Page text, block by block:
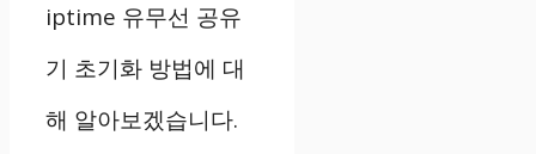
iptime 유무선 공유
기 초기화 방법에 대
해 알아보겠습니다.